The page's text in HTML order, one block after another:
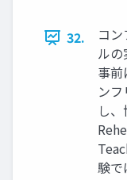
32.
コ
ル
事
ン
し
験で